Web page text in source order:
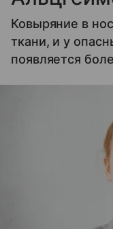
Ковыряние в
ткани, и у
появляется